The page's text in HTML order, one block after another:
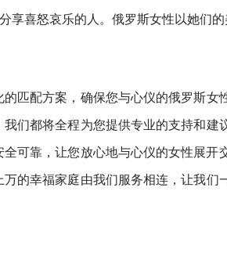
喜怒哀乐的人。俄罗斯女性以她们
匹配方案，确保您与心仪的俄罗斯女
们都将全程为您提供专业的支持和建
可靠，让您放心地与心仪的女性展开交
的幸福家庭由我们服务相连，让我们